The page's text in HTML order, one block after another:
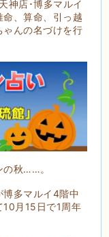
神店･博多マルイ
、算命、引っ越
ゃんの名づけを行
の秋……。
博多マルイ4階中
10月15日で1周年